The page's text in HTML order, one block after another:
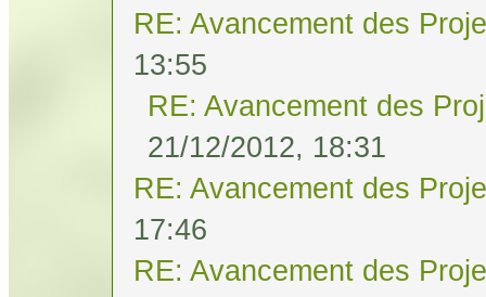
RE: Avancement des
13:55
RE: Avancement des
21/12/2012, 18:31
RE: Avancement des
17:46
RE: Avancement des